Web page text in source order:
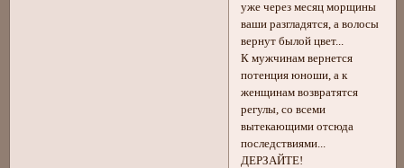
уже через месяц морщины
ваши разгладятся, а волосы
вернут былой цвет...
К мужчинам вернется
потенция юноши, а к
женщинам возвратятся
регулы, со всеми
вытекающими отсюда
последствиями...
ДЕРЗАЙТЕ!